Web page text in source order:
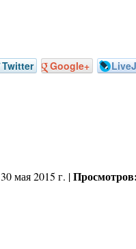
Twitter Google+
30 мая 2015 г. |